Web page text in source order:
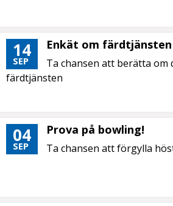
14
SEP
Enkät om färdtjänsten
Ta chansen att berätta om
färdtjänsten
04
SEP
Prova på bowling!
Ta chansen att förgylla